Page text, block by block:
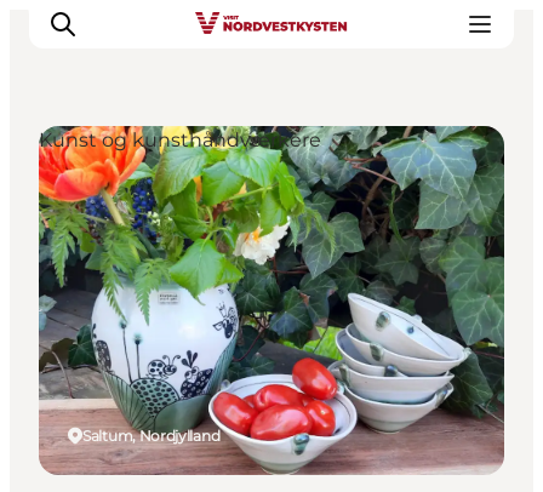
Feriesteder
Inspiration
Handicapvenlig ferie
Events
Overnatning
Planlæg din ferie
Saltum, Nordjylland
Kunst og kunsthåndværkere